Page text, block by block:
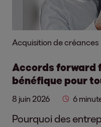
Acquisition de créances
Accords forward
bénéfique pour
8 juin 2026 6
Pourquoi des